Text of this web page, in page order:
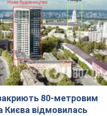
80-метровим
відмовилась